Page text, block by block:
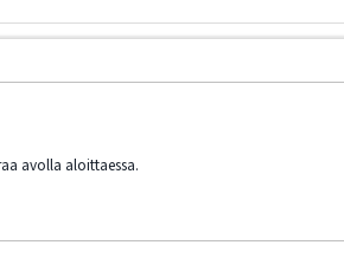
avolla aloittaessa.